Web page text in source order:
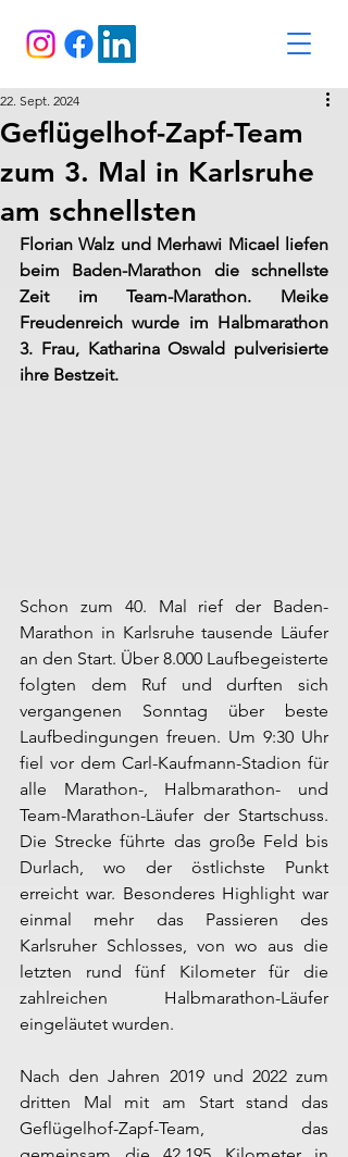
Geflügelhof-Zapf-Team
zum 3. Mal in Karlsruhe
am schnellsten
22. Sept. 2024
Florian Walz und Merhawi Micael liefen
beim Baden-Marathon die schnellste
Zeit im Team-Marathon. Meike
Freudenreich wurde im Halbmarathon
3. Frau, Katharina Oswald pulverisierte
ihre Bestzeit.
Schon zum 40. Mal rief der Baden-
Marathon in Karlsruhe tausende Läufer
an den Start. Über 8.000 Laufbegeisterte
folgten dem Ruf und durften sich
vergangenen Sonntag über beste
Laufbedingungen freuen. Um 9:30 Uhr
fiel vor dem Carl-Kaufmann-Stadion für
alle Marathon-, Halbmarathon- und
Team-Marathon-Läufer der Startschuss.
Die Strecke führte das große Feld bis
Durlach, wo der östlichste Punkt
erreicht war. Besonderes Highlight war
einmal mehr das Passieren des
Karlsruher Schlosses, von wo aus die
letzten rund fünf Kilometer für die
zahlreichen Halbmarathon-Läufer
eingeläutet wurden.
Nach den Jahren 2019 und 2022 zum
dritten Mal mit am Start stand das
Geflügelhof-Zapf-Team, das